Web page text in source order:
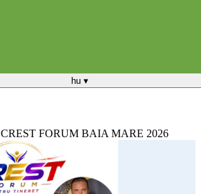
hu ▾
CREST FORUM BAIA MARE 2026